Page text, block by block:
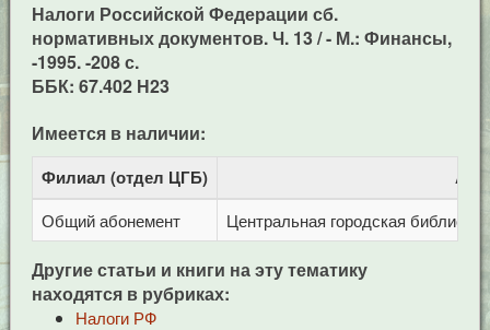
Налоги Российской Федерации сб.
нормативных документов. Ч. 13 / - М.: Финансы,
-1995. -208 с.
ББК: 67.402 Н23
Имеется в наличии:
Филиал (отдел ЦГБ)
Общий абонемент Центральная городская
Другие статьи и книги на эту тематику
находятся в рубриках:
Налоги РФ